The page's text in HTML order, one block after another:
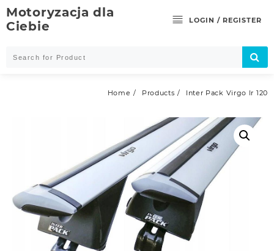
Skip
to
content
Motoryzacja dla
Ciebie
LOGIN / REGISTER
Home Products Inter Pack Virgo Ir 120